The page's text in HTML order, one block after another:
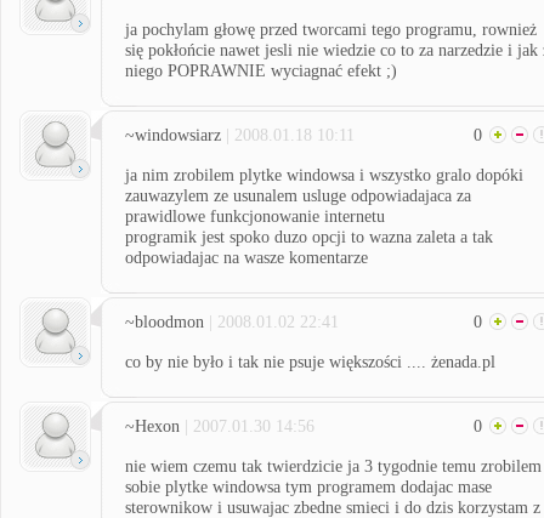
ja pochylam głowę przed tworcami tego programu, rownież
się pokłońcie nawet jesli nie wiedzie co to za narzedzie i jak
niego POPRAWNIE wyciagnać efekt ;)
~windowsiarz | 2008.01.18 10:11 0
ja nim zrobilem plytke windowsa i wszystko gralo dopóki
zauwazylem ze usunalem usluge odpowiadajaca za
prawidlowe funkcjonowanie internetu
programik jest spoko duzo opcji to wazna zaleta a tak
odpowiadajac na wasze komentarze
~bloodmon | 2008.01.02 22:41 0
co by nie było i tak nie psuje większości .... żenada.pl
~Hexon | 2007.01.30 14:56 0
nie wiem czemu tak twierdzicie ja 3 tygodnie temu zrobilem
sobie plytke windowsa tym programem dodajac mase
sterownikow i usuwajac zbedne smieci i do dzis korzystam z